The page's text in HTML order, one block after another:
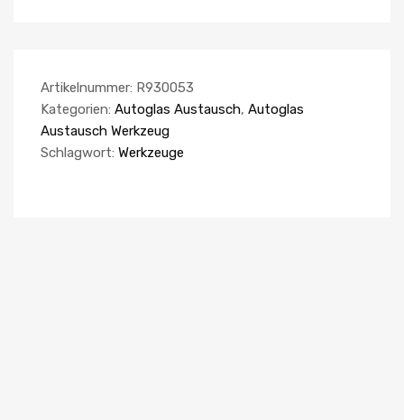
Artikelnummer: R930053
Kategorien: Autoglas Austausch, Autoglas
Austausch Werkzeug
Schlagwort: Werkzeuge